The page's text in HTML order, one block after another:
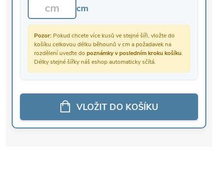
cm
Pozor: Pokud chcete více kusů ve stejné šíři, vložte do
košíku celkovou délku běhounů v cm a požadavek na
rozdělení uveďte do poznámky v posledním kroku košíku.
Délky stejné šířky náš eshop automaticky sčítá.
VLOŽIT DO KOŠÍKU